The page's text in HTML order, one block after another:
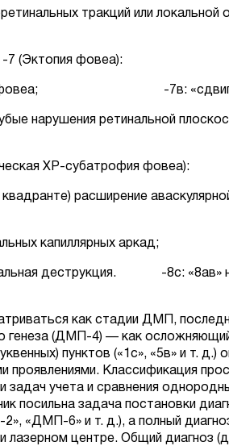
тракций или локальной
(Эктопия фовеа):
и парафовеа; -7в: «сдвиг»
нарушения ретинальной
ХР-субатрофия фовеа):
расширение
капиллярных аркад;
деструкция. -8с: «8ав»
как стадии ДМП,
генеза (ДМП-4) — как
пунктов («1с», «5в» и т. д.)
проявлениями. Классификация
учета и сравнения
посильна задача постановки
«ДМП-6» и т. д.), а полный
центре. Общий диагноз